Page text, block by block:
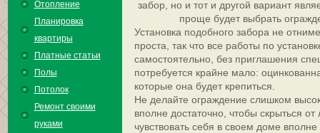
Отопление
Планировка
квартиры
Платные статьи
Полы
Потолок
Ремонт своими
руками
забор, но и тот и другой вариант
проще будет выбрать
Установка подобного забора не
проста, так что все работы по
самостоятельно, без приглашения
потребуется крайне мало:
которые она будет крепиться.
Не делайте ограждение слишком
вполне достаточно, чтобы скрыться
чувствовать себя в своем доме